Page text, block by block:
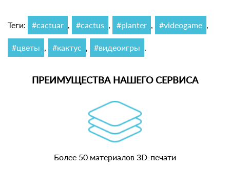
Теги: #cactuar , #cactus , #planter , #videogame ,
#цветы , #кактус , #видеоигры .
ПРЕИМУЩЕСТВА НАШЕГО СЕРВИСА
Более 50 материалов 3D-печати